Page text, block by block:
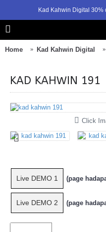
Kad Kahwin Digital
Home Kad Kahwin Digital
KAD KAHWIN 191
Click
Live DEMO 1 (page
Live DEMO 2 (page